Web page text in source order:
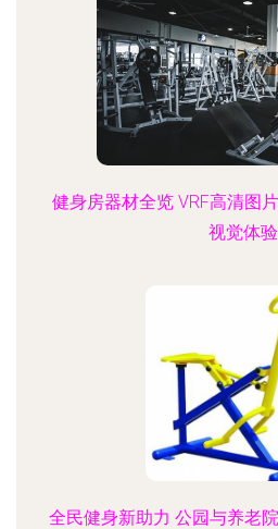
健身房器材全览 VRF高清图
视觉体验
全民健身新助力 公园与养老